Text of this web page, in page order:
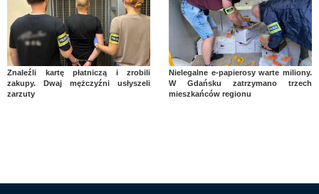
Znaleźli kartę płatniczą i zrobili
zakupy. Dwaj mężczyźni usłyszeli
zarzuty
Nielegalne e-papierosy warte miliony.
W Gdańsku zatrzymano trzech
mieszkańców regionu